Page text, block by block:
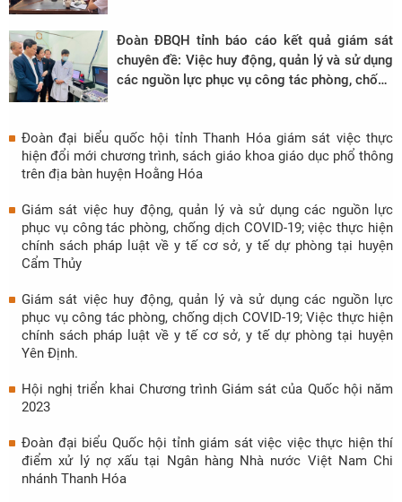
Đoàn ĐBQH tỉnh báo cáo kết quả giám sát
chuyên đề: Việc huy động, quản lý và sử dụng
các nguồn lực phục vụ công tác phòng, chống
bàn tỉnh Thanh Hóa.
Đoàn đại biểu quốc hội tỉnh Thanh Hóa giám sát việc thực
hiện đổi mới chương trình, sách giáo khoa giáo dục phổ thông
trên địa bàn huyện Hoằng Hóa
Giám sát việc huy động, quản lý và sử dụng các nguồn lực
phục vụ công tác phòng, chống dịch COVID-19; việc thực hiện
chính sách pháp luật về y tế cơ sở, y tế dự phòng tại huyện
Cẩm Thủy
Giám sát việc huy động, quản lý và sử dụng các nguồn lực
phục vụ công tác phòng, chống dịch COVID-19; Việc thực hiện
chính sách pháp luật về y tế cơ sở, y tế dự phòng tại huyện
Yên Định.
Hội nghị triển khai Chương trình Giám sát của Quốc hội năm
2023
Đoàn đại biểu Quốc hội tỉnh giám sát việc việc thực hiện thí
điểm xử lý nợ xấu tại Ngân hàng Nhà nước Việt Nam Chi
nhánh Thanh Hóa